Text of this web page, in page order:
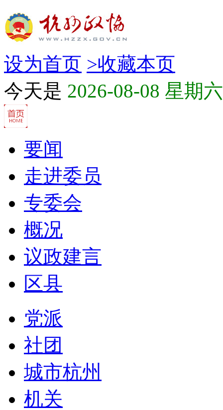
设为首页 >收藏本页
今天是 2026-08-08 星期六
要闻
走进委员
专委会
概况
议政建言
区县
党派
社团
城市杭州
机关